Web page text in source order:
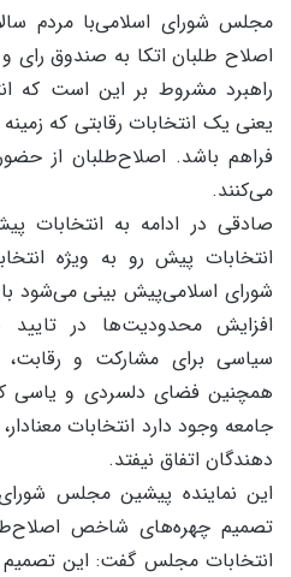
مجلس شورای اسلامی‌با مردم
اصلاح طلبان اتکا به صندوق رای
راهبرد مشروط بر این است که
یعنی یک انتخابات رقابتی که
فراهم باشد. اصلاح‌طلبان از
می‌کنند.
صادقی در ادامه به انتخابات
انتخابات پیش رو به ویژه
شورای اسلامی‌پیش بینی می‌شود
افزایش محدودیت‌ها در تایید
سیاسی برای مشارکت و رقابت،
همچنین فضای دلسردی و یاسی
جامعه وجود دارد انتخابات
دهندگان اتفاق نیفتد.
این نماینده پیشین مجلس شورای
تصمیم چهره‌های شاخص
انتخابات مجلس گفت: این